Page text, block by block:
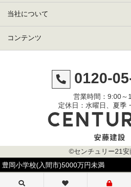
豊岡小学校(入間市)5000万円未満
当社について
コンテンツ
0120-
営業時間：9:00～
定休日：水曜日、夏季
©センチュリー21安